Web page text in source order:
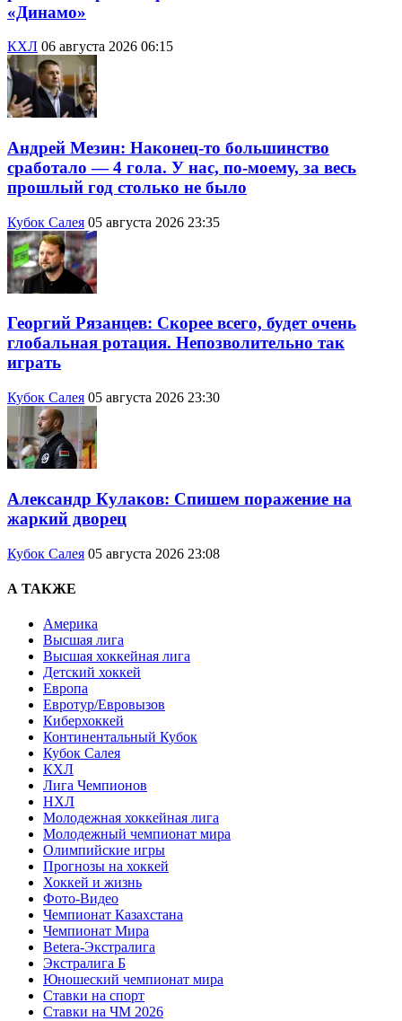
«Динамо»
КХЛ 06 августа 2026 06:15
Андрей Мезин: Наконец-то большинство
сработало — 4 гола. У нас, по-моему, за весь
прошлый год столько не было
Кубок Салея 05 августа 2026 23:35
Георгий Рязанцев: Скорее всего, будет очень
глобальная ротация. Непозволительно так
играть
Кубок Салея 05 августа 2026 23:30
Александр Кулаков: Спишем поражение на
жаркий дворец
Кубок Салея 05 августа 2026 23:08
А ТАКЖЕ
Америка
Высшая лига
Высшая хоккейная лига
Детский хоккей
Европа
Евротур/Евровызов
Киберхоккей
Континентальный Кубок
Кубок Салея
КХЛ
Лига Чемпионов
НХЛ
Молодежная хоккейная лига
Молодежный чемпионат мира
Олимпийские игры
Прогнозы на хоккей
Хоккей и жизнь
Фото-Видео
Чемпионат Казахстана
Чемпионат Мира
Betera-Экстралига
Экстралига Б
Юношеский чемпионат мира
Ставки на спорт
Ставки на ЧМ 2026